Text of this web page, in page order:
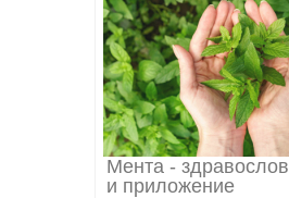
Мента -
и приложение